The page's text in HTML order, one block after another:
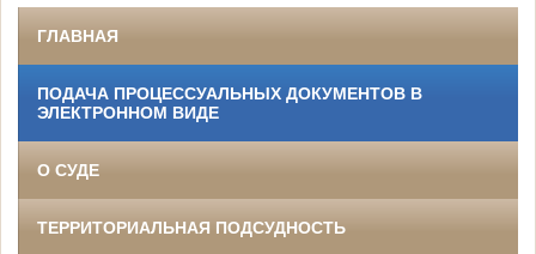
ГЛАВНАЯ
ПОДАЧА ПРОЦЕССУАЛЬНЫХ ДОКУМЕНТОВ В
ЭЛЕКТРОННОМ ВИДЕ
О СУДЕ
ТЕРРИТОРИАЛЬНАЯ ПОДСУДНОСТЬ